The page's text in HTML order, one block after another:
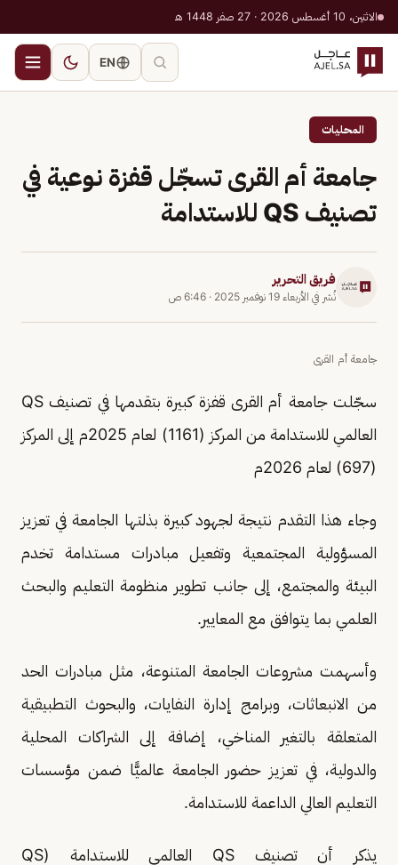
الاثنين، 10 أغسطس 2026 · 27 صفر 1448 هـ
EN
المحليات
جامعة أم القرى تسجّل قفزة نوعية في
تصنيف QS للاستدامة
فريق التحرير
نُشر في الأربعاء 19 نوفمبر 2025 · 6:46 ص
جامعة أم القرى
سجّلت جامعة أم القرى قفزة كبيرة بتقدمها في تصنيف QS
العالمي للاستدامة من المركز (1161) لعام 2025م إلى المركز
(697) لعام 2026م
وجاء هذا التقدم نتيجة لجهود كبيرة بذلتها الجامعة في تعزيز
المسؤولية المجتمعية وتفعيل مبادرات مستدامة تخدم
البيئة والمجتمع، إلى جانب تطوير منظومة التعليم والبحث
العلمي بما يتوافق مع المعايير.
وأسهمت مشروعات الجامعة المتنوعة، مثل مبادرات الحد
من الانبعاثات، وبرامج إدارة النفايات، والبحوث التطبيقية
المتعلقة بالتغير المناخي، إضافة إلى الشراكات المحلية
والدولية، في تعزيز حضور الجامعة عالميًّا ضمن مؤسسات
التعليم العالي الداعمة للاستدامة.
يذكر أن تصنيف QS العالمي للاستدامة (QS